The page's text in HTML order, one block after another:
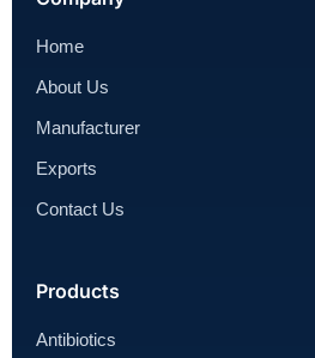
Home
About Us
Manufacturer
Exports
Contact Us
Products
Antibiotics